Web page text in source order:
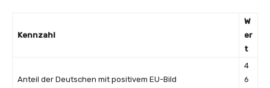
Kennzahl
W
er
t
Anteil der Deutschen mit positivem EU-Bild
4
6